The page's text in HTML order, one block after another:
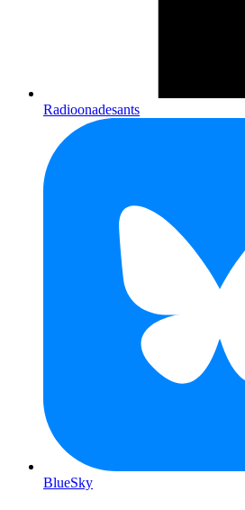
Radioonadesants
BlueSky